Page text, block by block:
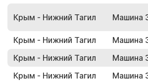
Крым - Нижний Тагил Машина
Крым - Нижний Тагил Машина
Крым - Нижний Тагил
Машина
Крым - Нижний Тагил
Машина